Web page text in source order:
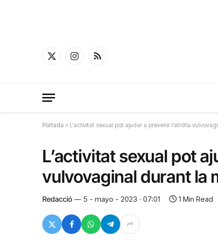
X
InstagramRSS
Portada » L’activitat sexual pot ajudar a prevenir l’atròfia
L’activitat sexual pot
vulvovaginal durant la
Redacció 5 - mayo - 2023 · 07:01 1 Min Read